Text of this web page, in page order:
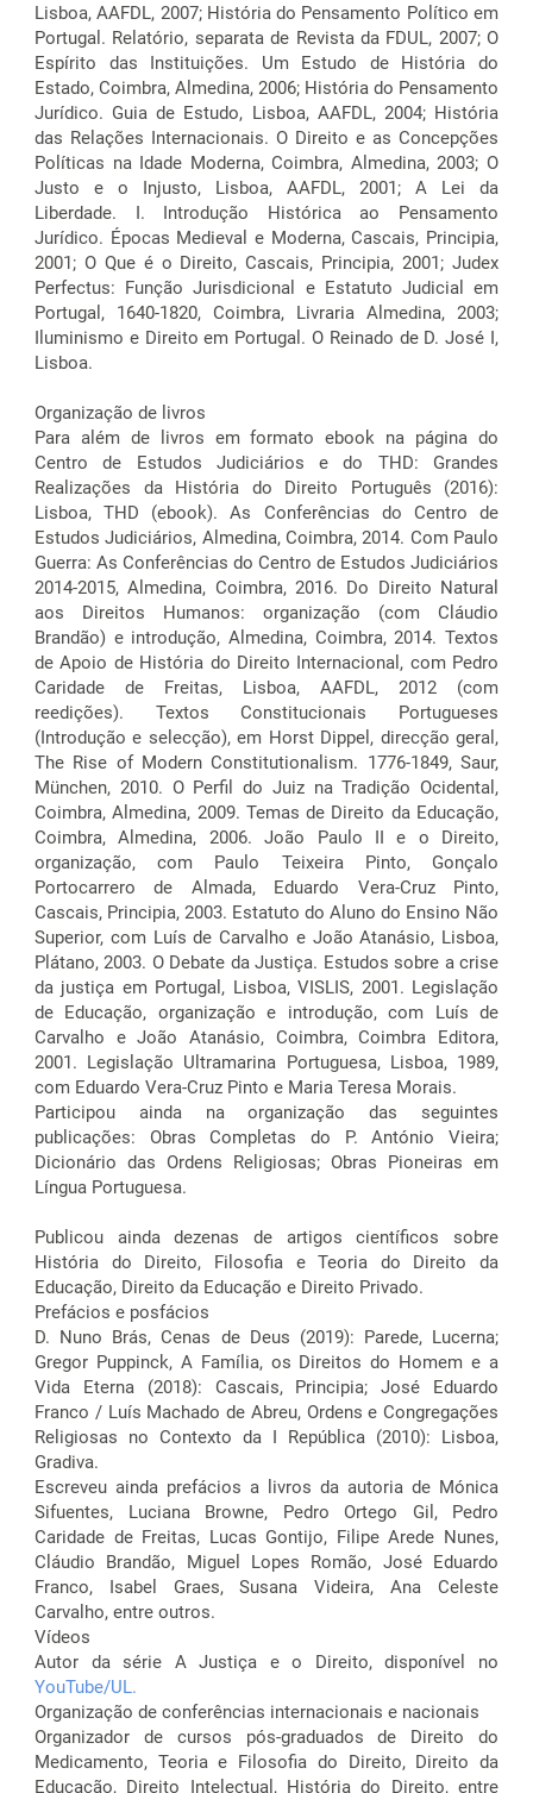
Lisboa, AAFDL, 2007; História do Pensamento Político em
Portugal. Relatório, separata de Revista da FDUL, 2007; O
Espírito das Instituições. Um Estudo de História do
Estado, Coimbra, Almedina, 2006; História do Pensamento
Jurídico. Guia de Estudo, Lisboa, AAFDL, 2004; História
das Relações Internacionais. O Direito e as Concepções
Políticas na Idade Moderna, Coimbra, Almedina, 2003; O
Justo e o Injusto, Lisboa, AAFDL, 2001; A Lei da
Liberdade. I. Introdução Histórica ao Pensamento
Jurídico. Épocas Medieval e Moderna, Cascais, Principia,
2001; O Que é o Direito, Cascais, Principia, 2001; Judex
Perfectus: Função Jurisdicional e Estatuto Judicial em
Portugal, 1640-1820, Coimbra, Livraria Almedina, 2003;
Iluminismo e Direito em Portugal. O Reinado de D. José I,
Lisboa.
Organização de livros
Para além de livros em formato ebook na página do
Centro de Estudos Judiciários e do THD: Grandes
Realizações da História do Direito Português (2016):
Lisboa, THD (ebook). As Conferências do Centro de
Estudos Judiciários, Almedina, Coimbra, 2014. Com Paulo
Guerra: As Conferências do Centro de Estudos Judiciários
2014-2015, Almedina, Coimbra, 2016. Do Direito Natural
aos Direitos Humanos: organização (com Cláudio
Brandão) e introdução, Almedina, Coimbra, 2014. Textos
de Apoio de História do Direito Internacional, com Pedro
Caridade de Freitas, Lisboa, AAFDL, 2012 (com
reedições). Textos Constitucionais Portugueses
(Introdução e selecção), em Horst Dippel, direcção geral,
The Rise of Modern Constitutionalism. 1776-1849, Saur,
München, 2010. O Perfil do Juiz na Tradição Ocidental,
Coimbra, Almedina, 2009. Temas de Direito da Educação,
Coimbra, Almedina, 2006. João Paulo II e o Direito,
organização, com Paulo Teixeira Pinto, Gonçalo
Portocarrero de Almada, Eduardo Vera-Cruz Pinto,
Cascais, Principia, 2003. Estatuto do Aluno do Ensino Não
Superior, com Luís de Carvalho e João Atanásio, Lisboa,
Plátano, 2003. O Debate da Justiça. Estudos sobre a crise
da justiça em Portugal, Lisboa, VISLIS, 2001. Legislação
de Educação, organização e introdução, com Luís de
Carvalho e João Atanásio, Coimbra, Coimbra Editora,
2001. Legislação Ultramarina Portuguesa, Lisboa, 1989,
com Eduardo Vera-Cruz Pinto e Maria Teresa Morais.
Participou ainda na organização das seguintes
publicações: Obras Completas do P. António Vieira;
Dicionário das Ordens Religiosas; Obras Pioneiras em
Língua Portuguesa.
Publicou ainda dezenas de artigos científicos sobre
História do Direito, Filosofia e Teoria do Direito da
Educação, Direito da Educação e Direito Privado.
Prefácios e posfácios
D. Nuno Brás, Cenas de Deus (2019): Parede, Lucerna;
Gregor Puppinck, A Família, os Direitos do Homem e a
Vida Eterna (2018): Cascais, Principia; José Eduardo
Franco / Luís Machado de Abreu, Ordens e Congregações
Religiosas no Contexto da I República (2010): Lisboa,
Gradiva.
Escreveu ainda prefácios a livros da autoria de Mónica
Sifuentes, Luciana Browne, Pedro Ortego Gil, Pedro
Caridade de Freitas, Lucas Gontijo, Filipe Arede Nunes,
Cláudio Brandão, Miguel Lopes Romão, José Eduardo
Franco, Isabel Graes, Susana Videira, Ana Celeste
Carvalho, entre outros.
Vídeos
Autor da série A Justiça e o Direito, disponível no
YouTube/UL.
Organização de conferências internacionais e nacionais
Organizador de cursos pós-graduados de Direito do
Medicamento, Teoria e Filosofia do Direito, Direito da
Educação, Direito Intelectual, História do Direito, entre